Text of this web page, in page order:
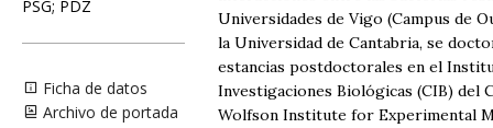
PSG; PDZ
Ficha de datos
Archivo de portada
Universidades de Vigo (Campus de
la Universidad de Cantabria, se
estancias postdoctorales en el
Investigaciones Biológicas (CIB) del
Wolfson Institute for Experimental